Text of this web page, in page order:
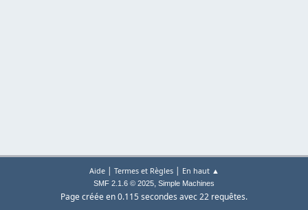
Aide| Termes et Règles| En haut ▲
SMF 2.1.6 © 2025, Simple Machines
Page créée en 0.115 secondes avec 22 requêtes.